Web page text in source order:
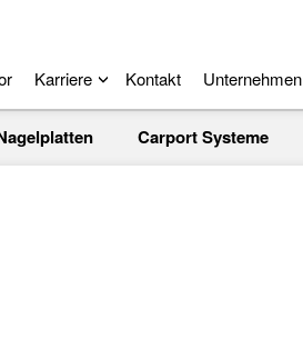
Karriere Kontakt Unternehmen
Carport Systeme